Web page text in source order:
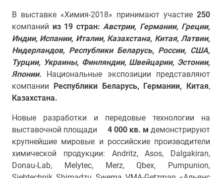
В выставке «Химия-2018» принимают участие 250
компаний из 19 стран: Австрии, Германии, Греции,
Индии, Испании, Италии, Казахстана, Китая, Латвии,
Нидерландов, Республики Беларусь, России, США,
Турции, Украины, Финляндии, Швейцарии, Эстонии,
Японии. Национальные экспозиции представляют
компании Республики Беларусь, Германии, Китая,
Казахстана.
Новые разработки и передовые технологии на
выставочной площади 4 000 кв. м демонстрируют
крупнейшие мировые и российские производители
химической продукции: Andritz, Asos, Dalgakiran,
Donau-Lab, Melytec, Merz, Qbex, Pumpunion,